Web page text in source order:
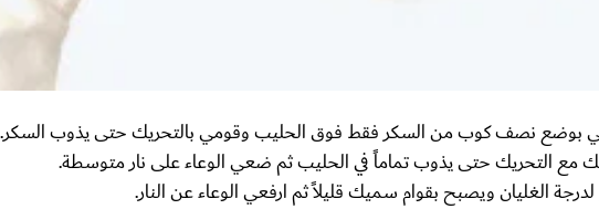
بوضع نصف كوب من السكر فقط فوق الحليب وقومي بالتحريك حتى يذوب السكر.
الغليان ويصبح بقوام سميك قليلاً ثم ارفعي الوعاء عن النار.